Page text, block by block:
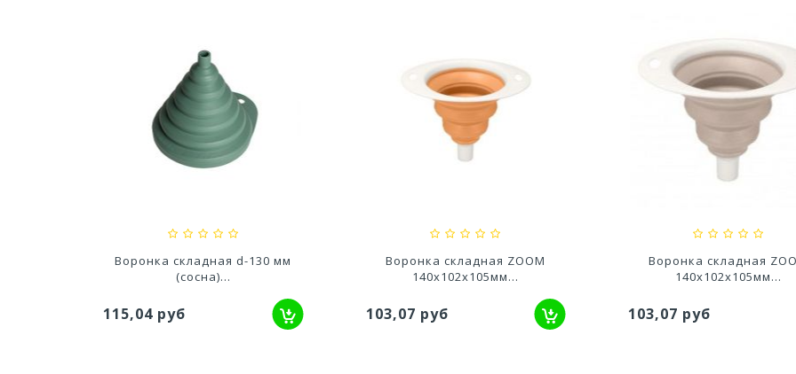
Ускоритель компоста 60гр
79,80 руб
Средство для септического
резервуара и для...
Средство для выгребных
800мл
Воронка складная d-130 мм
(сосна)...
115,04 руб
Воронка складная ZOOM
140х102х105мм...
103,07 руб
Воронка складная
140х102х105мм...
103,07 руб